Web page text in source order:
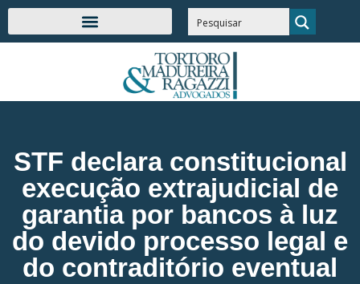
STF declara constitucional
execução extrajudicial de
garantia por bancos à luz
do devido processo legal e
do contraditório eventual